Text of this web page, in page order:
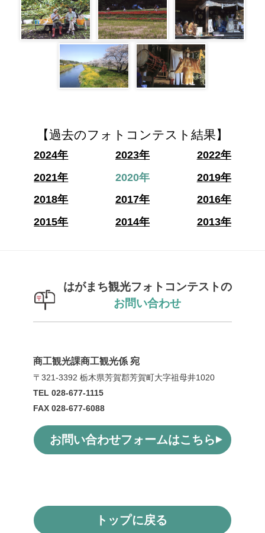
【過去のフォトコンテスト結果】
2024年 2023年
2022年
2021年
2020年
2019年
2018年
2017年
2016年
2015年
2014年 2013年
はがまち観光フォトコンテストの
お問い合わせ
商工観光課商工観光係 宛
〒321-3392 栃木県芳賀郡芳賀町大字祖母井1020
TEL 028-677-1115
FAX 028-677-6088
お問い合わせフォームはこちら
トップに戻る